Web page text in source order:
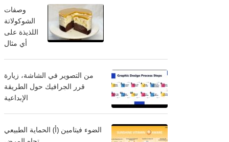
وصفات
الشوكولاتة
اللذيذة على
أي مثال
من التصوير في الشاشة، زيارة
قرر الجرافيك حول الطريقة
الإبداعية
الضوء فيتامين (أ) الحماية الطبيعي